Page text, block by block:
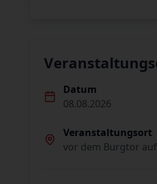
Datum
08.08.2026
Veranstaltungsort
vor dem Burgtor